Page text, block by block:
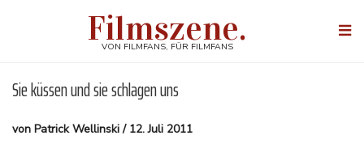
Filmszene.
VON FILMFANS, FÜR FILMFANS
Sie küssen und sie schlagen uns
von Patrick Wellinski / 12. Juli 2011